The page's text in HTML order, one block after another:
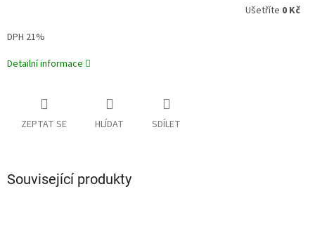
Ušetříte 0 Kč
DPH 21%
Detailní informace
ZEPTAT SE HLÍDAT SDÍLET
Související produkty